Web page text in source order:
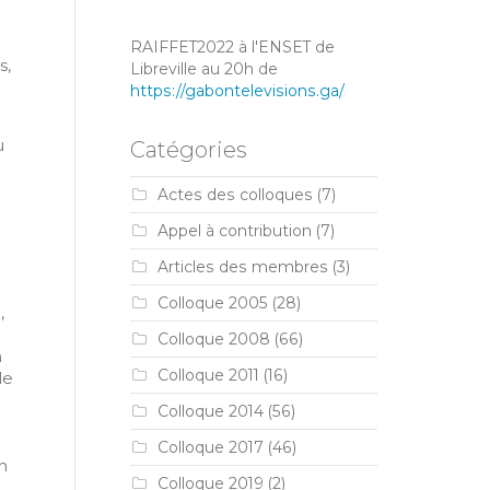
RAIFFET2022 à l'ENSET de
Libreville au 20h de
https://gabontelevisions.ga/
Catégories
Actes des colloques (7)
Appel à contribution (7)
Articles des membres (3)
Colloque 2005 (28)
Colloque 2008 (66)
Colloque 2011 (16)
Colloque 2014(56)
Colloque 2017 (46)
Colloque 2019 (2)